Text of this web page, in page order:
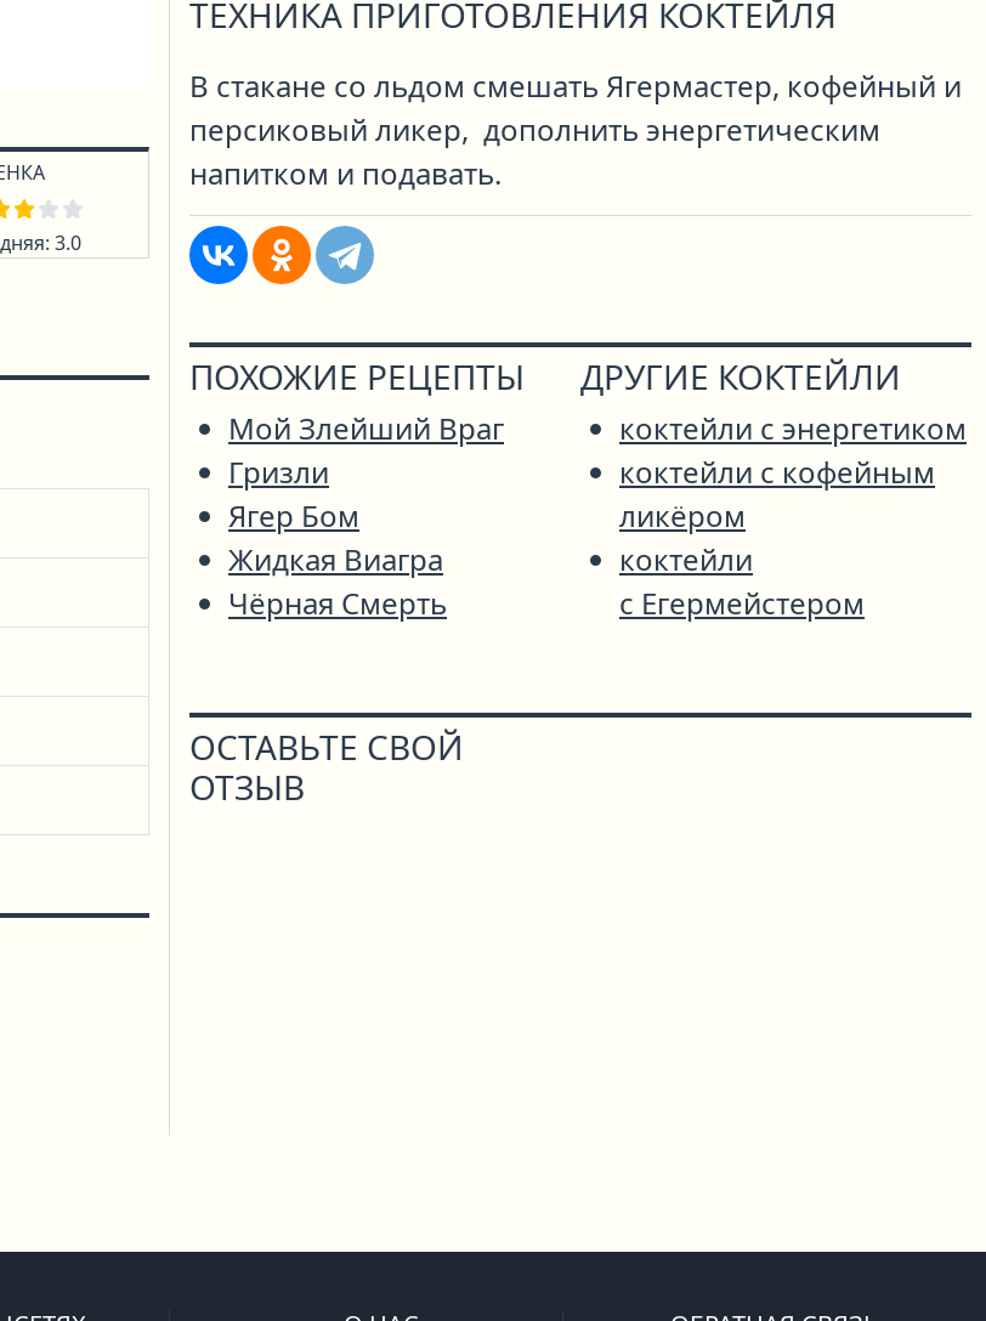
3.0
ТЕХНИКА ПРИГОТОВЛЕНИЯ КОКТЕЙЛЯ
В стакане со льдом смешать Ягермастер, кофейный и
персиковый ликер, дополнить энергетическим
напитком и подавать.
ПОХОЖИЕ РЕЦЕПТЫ
Мой Злейший Враг
Гризли
Ягер Бом
Жидкая Виагра
Чёрная Смерть
ДРУГИЕ КОКТЕЙЛИ
коктейли с энергетиком
коктейли с кофейным
ликёром
коктейли
с Егермейстером
ОСТАВЬТЕ СВОЙ
ОТЗЫВ